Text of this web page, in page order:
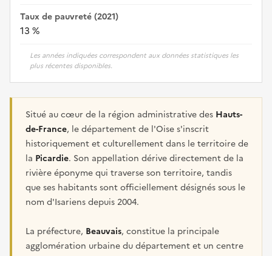
Taux de pauvreté (2021)
13 %
Les années indiquées correspondent aux données statistiques les
plus récentes disponibles.
Situé au cœur de la région administrative des Hauts-
de-France, le département de l'Oise s'inscrit
historiquement et culturellement dans le territoire de
la Picardie. Son appellation dérive directement de la
rivière éponyme qui traverse son territoire, tandis
que ses habitants sont officiellement désignés sous le
nom d'Isariens depuis 2004.
La préfecture, Beauvais, constitue la principale
agglomération urbaine du département et un centre